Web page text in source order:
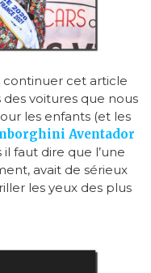
continuer cet article
voitures que nous
les enfants (et les
Aventador
faut dire que l’une
avait de sérieux
les yeux des plus